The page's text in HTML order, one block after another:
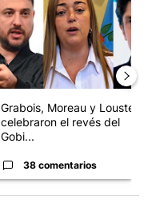
Grabois, Moreau y Lousteau
celebraron el revés del
Gobi...
38 comentarios